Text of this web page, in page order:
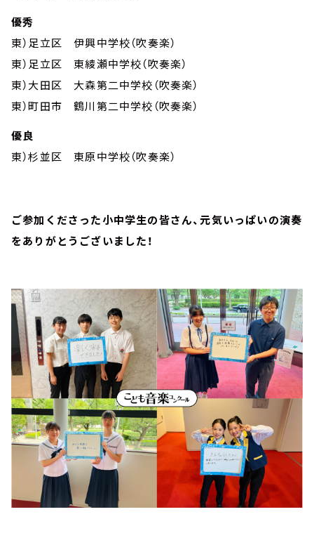
優秀
東）足立区 伊興中学校（吹奏楽）
東）足立区 東綾瀬中学校（吹奏楽）
東）大田区 大森第二中学校（吹奏楽）
東）町田市 鶴川第二中学校（吹奏楽）
優良
東）杉並区 東原中学校（吹奏楽）
ご参加くださった小中学生の皆さん、元気いっぱいの演奏
をありがとうございました！